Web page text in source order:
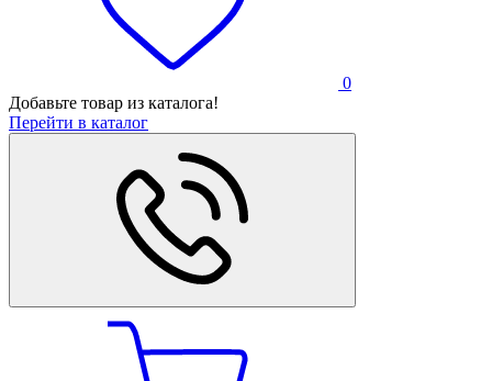
0
Добавьте товар из каталога!
Перейти в каталог